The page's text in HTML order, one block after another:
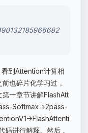
到Attention计算相
也碎片化学习过，
一章节讲解FlashAtt
Softmax->2pass-
>FlashAttenti
码进行解释。然后，